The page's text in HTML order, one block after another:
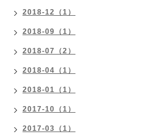
2018-12（1）
2018-09（1）
2018-07（2）
2018-04（1）
2018-01（1）
2017-10（1）
2017-03（1）